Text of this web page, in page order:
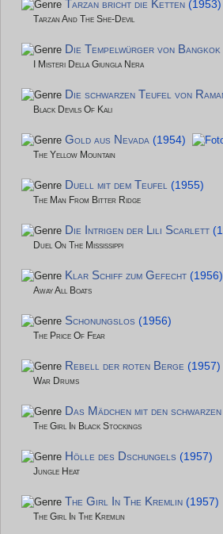
Tarzan bricht die Ketten (1953)
Tarzan And The She-Devil
Die Tempelwürger von Bangkok
I Misteri Della Giungla Nera
Die schwarzen Teufel von
Black Devils Of Kali
Gold aus Nevada (1954)
The Yellow Mountain
Duell mit dem Teufel (1955)
The Man From Bitter Ridge
Die Intrigen der Lili Scarlett
Duel On The Mississippi
Klar Schiff zum Gefecht (1956)
Away All Boats
Schonungslos (1956)
The Price Of Fear
Rebell der roten Berge (1957)
War Drums
Das Mädchen mit den
The Girl In Black Stockings
Hölle des Dschungels (1957)
Jungle Heat
The Girl In The Kremlin (1957)
The Girl In The Kremlin